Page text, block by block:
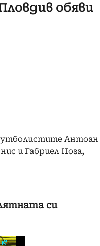
обяви
Антоан
и Габриел Нога,
си